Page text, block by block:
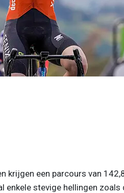
krijgen een parcours van
enkele stevige hellingen zoals